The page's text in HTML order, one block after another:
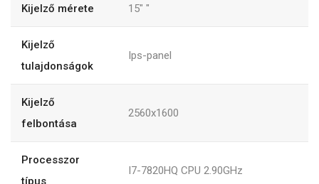
Kijelző mérete 15" "
Kijelző
tulajdonságok
Ips-panel
Kijelző
felbontása
2560x1600
Processzor
I7-7820HQ CPU 2.90GHz